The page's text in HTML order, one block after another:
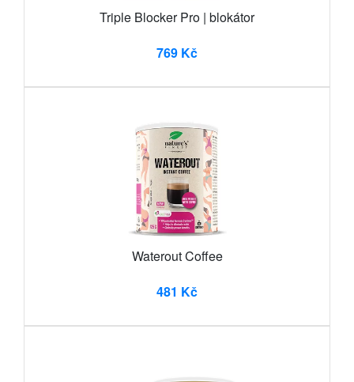
Triple Blocker Pro | blokátor
769 Kč
Waterout Coffee
481 Kč